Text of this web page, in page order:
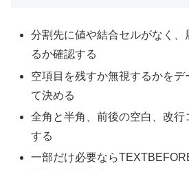
分割先に値や結合セルがなく、
るか確認する
空項目を残すか無視するかを
て決める
全角と半角、前後の空白、改
する
一部だけ必要なら